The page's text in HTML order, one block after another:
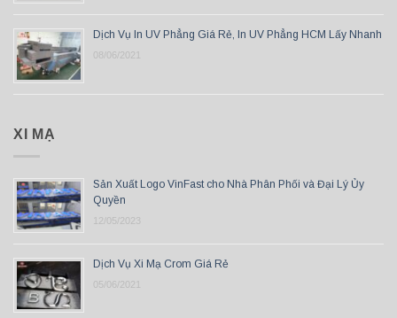
Dịch Vụ In UV Phẳng Giá Rẻ, In UV Phẳng HCM Lấy Nhanh
08/06/2021
XI MẠ
Sản Xuất Logo VinFast cho Nhà Phân Phối và Đại Lý Ủy
Quyền
12/05/2023
Dịch Vụ Xi Mạ Crom Giá Rẻ
05/06/2021